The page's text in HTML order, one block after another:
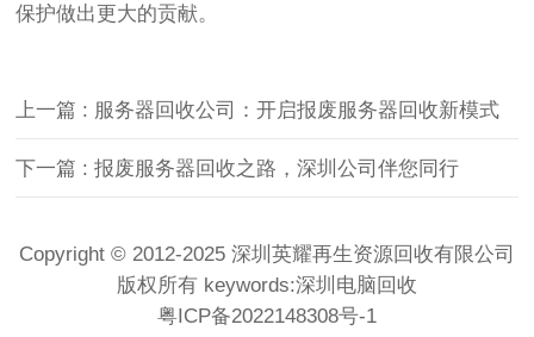
保护做出更大的贡献。
上一篇 : 服务器回收公司：开启报废服务器回收新模式
下一篇 : 报废服务器回收之路，深圳公司伴您同行
Copyright © 2012-2025 深圳英耀再生资源回收有限公司
版权所有 keywords:深圳电脑回收
粤ICP备2022148308号-1